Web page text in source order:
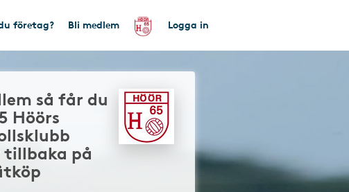
företag? Bli medlem Logga in
så får du
Höörs
tillbaka på